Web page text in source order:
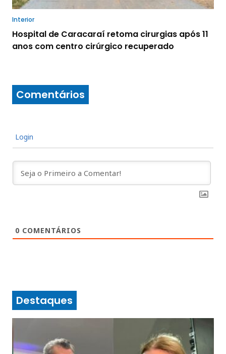
Interior
Hospital de Caracaraí retoma cirurgias após 11
anos com centro cirúrgico recuperado
Comentários
Login
0 COMENTÁRIOS
Destaques